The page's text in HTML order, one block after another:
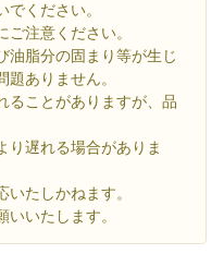
ください。
注意ください。
脂分の固まり等が生じ
ありません。
ることがありますが、品
遅れる場合がありま
たしかねます。
いたします。